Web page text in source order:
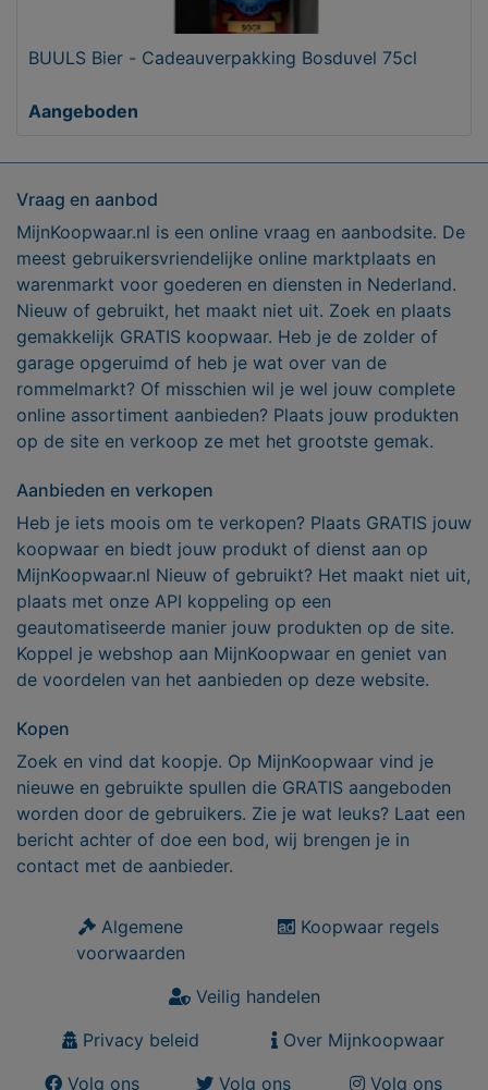
BUULS Bier - Cadeauverpakking Bosduvel 75cl
Aangeboden
Vraag en aanbod
MijnKoopwaar.nl is een online vraag en aanbodsite. De
meest gebruikersvriendelijke online marktplaats en
warenmarkt voor goederen en diensten in Nederland.
Nieuw of gebruikt, het maakt niet uit. Zoek en plaats
gemakkelijk GRATIS koopwaar. Heb je de zolder of
garage opgeruimd of heb je wat over van de
rommelmarkt? Of misschien wil je wel jouw complete
online assortiment aanbieden? Plaats jouw produkten
op de site en verkoop ze met het grootste gemak.
Aanbieden en verkopen
Heb je iets moois om te verkopen? Plaats GRATIS jouw
koopwaar en biedt jouw produkt of dienst aan op
MijnKoopwaar.nl Nieuw of gebruikt? Het maakt niet uit,
plaats met onze API koppeling op een
geautomatiseerde manier jouw produkten op de site.
Koppel je webshop aan MijnKoopwaar en geniet van
de voordelen van het aanbieden op deze website.
Kopen
Zoek en vind dat koopje. Op MijnKoopwaar vind je
nieuwe en gebruikte spullen die GRATIS aangeboden
worden door de gebruikers. Zie je wat leuks? Laat een
bericht achter of doe een bod, wij brengen je in
contact met de aanbieder.
Algemene
voorwaarden
Koopwaar regels
Veilig handelen
Privacy beleid
Over Mijnkoopwaar
Volg ons
Volg ons Volg ons